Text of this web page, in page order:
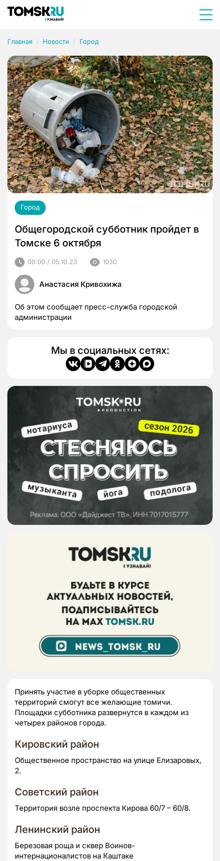
Главная Новости Город
Город
Общегородской субботник пройдет в
Томске 6 октября
09:00 / 05.10.23 1030
Анастасия Кривохижа
Об этом сообщает пресс-служба городской
администрации
Мы в социальных сетях:
Принять участие в уборке общественных
территорий смогут все желающие томичи.
Площадки субботника развернутся в каждом из
четырех районов города.
Кировский район
Общественное пространство на улице Елизаровых,
2.
Советский район
Территория возле проспекта Кирова 60/7 – 60/8.
Ленинский район
Березовая роща и сквер Воинов-
интернационалистов на Каштаке